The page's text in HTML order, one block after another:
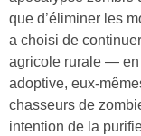
que d’éliminer les
a choisi de
agricole rurale — en
adoptive, eux-
chasseurs de
intention de la